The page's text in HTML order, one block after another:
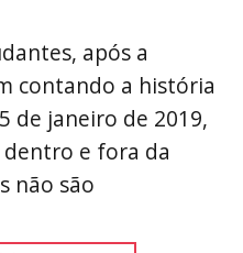
após a
contando a história
de janeiro de 2019,
e fora da
não são